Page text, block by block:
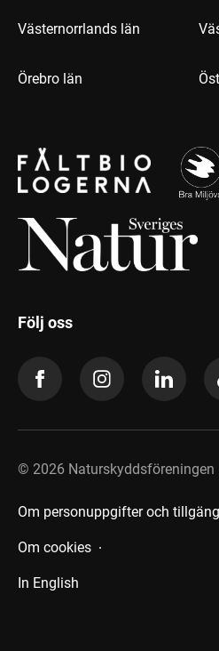
Västernorrlands län
Örebro län
Följ oss
© 2026 Naturskyddsföreningen
Om personuppgifter och
Om cookies
In English